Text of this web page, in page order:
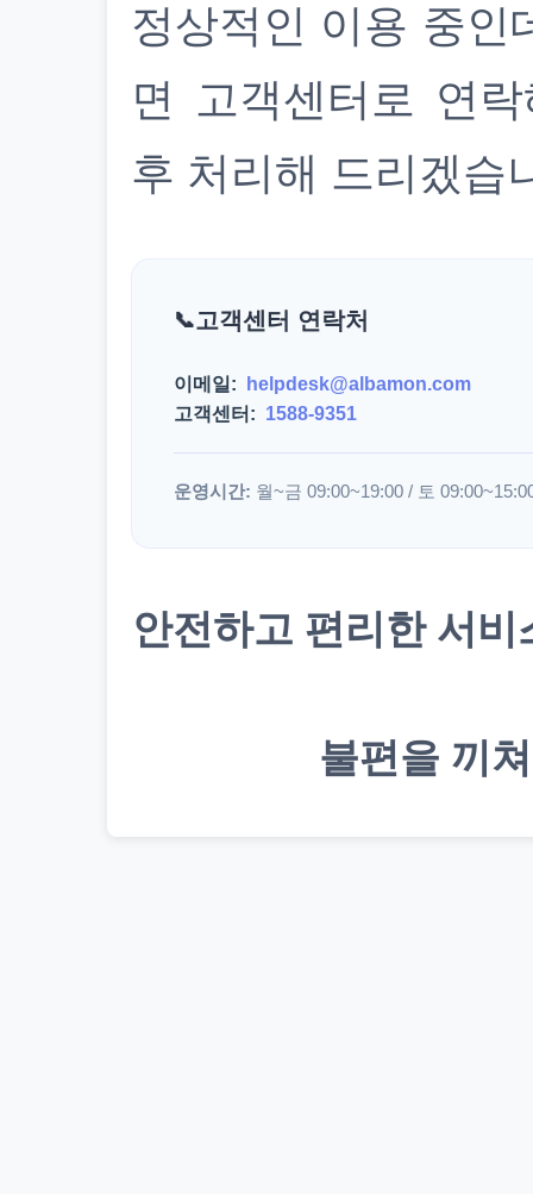
정상적인 이용 중인
면 고객센터로 연
후 처리해 드리겠습
고객센터 연락처
이메일:
helpdesk@albamon.com
고객센터: 1588-9351
운영시간: 월~금 09:00~19:00 / 토
안전하고 편리한 서
불편을 끼